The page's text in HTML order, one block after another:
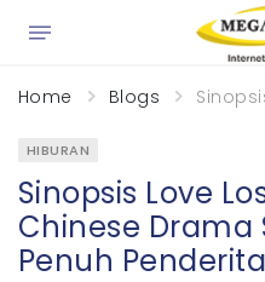
Home Blogs
HIBURAN
Sinopsis Love
Chinese Drama
Penuh